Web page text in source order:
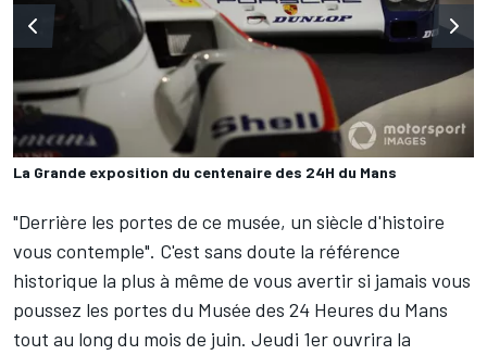
La Grande exposition du centenaire des 24H du Mans
"Derrière les portes de ce musée, un siècle d'histoire
vous contemple". C'est sans doute la référence
historique la plus à même de vous avertir si jamais vous
poussez les portes du Musée des 24 Heures du Mans
tout au long du mois de juin. Jeudi 1er ouvrira la